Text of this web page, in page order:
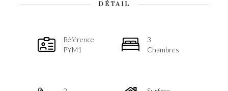
DÉTAIL
Référence
PYM1
3
Chambres